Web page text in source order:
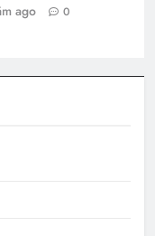
ago 0